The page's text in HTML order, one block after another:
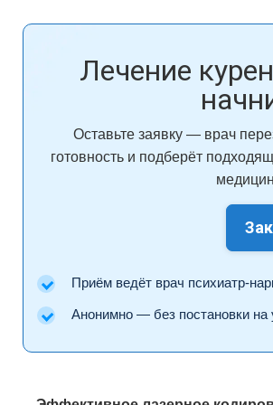
Лечение
Оставьте заявку — врач
готовность и подберёт
Приём ведёт врач психиатр-
Анонимно — без постановки на